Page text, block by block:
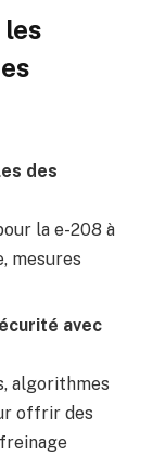
les
des
la e-208 à
mesures
avec
algorithmes
offrir des